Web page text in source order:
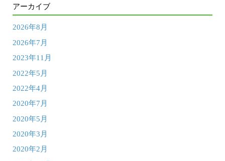
アーカイブ
2026年8月
2026年7月
2023年11月
2022年5月
2022年4月
2020年7月
2020年5月
2020年3月
2020年2月